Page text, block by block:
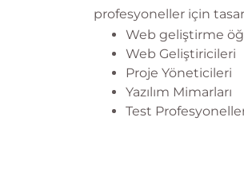
profesyoneller için
Web geliştirme
Web Geliştiricileri
Proje Yöneticileri
Yazılım Mimarları
Test